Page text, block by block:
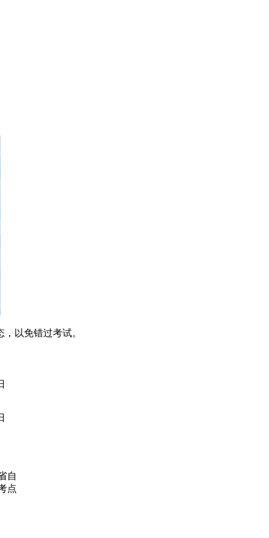
以免错过考试。
自
点